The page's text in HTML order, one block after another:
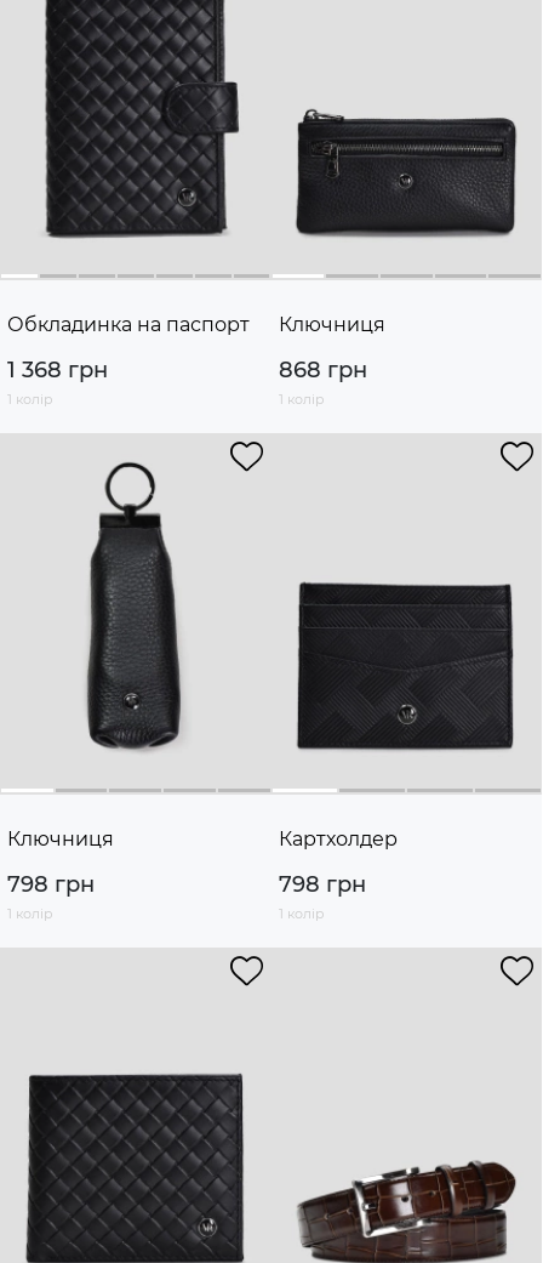
Обкладинка на паспорт
1 368 грн
1 колір
Ключниця
868 грн
1 колір
Ключниця
798 грн
1 колір
Картхолдер
798 грн
1 колір